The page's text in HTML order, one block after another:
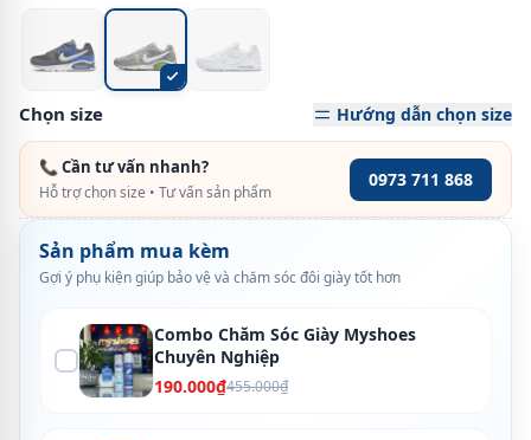
Chọn size Hướng dẫn chọn size
📞 Cần tư vấn nhanh?
Hỗ trợ chọn size • Tư vấn sản phẩm
0973 711 868
Sản phẩm mua kèm
Gợi ý phụ kiện giúp bảo vệ và chăm sóc đôi giày tốt hơn
Combo Chăm Sóc Giày Myshoes
Chuyên Nghiệp
190.000₫455.000₫